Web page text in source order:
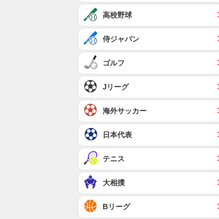
高校野球
侍ジャパン
ゴルフ
Jリーグ
海外サッカー
日本代表
テニス
大相撲
Bリーグ